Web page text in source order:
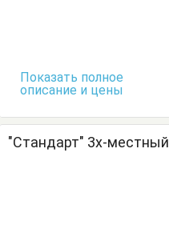
Показать полное
описание и цены
"Стандарт" 3х-местный